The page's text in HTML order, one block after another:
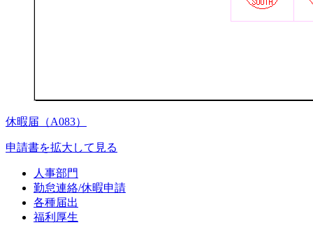
休暇届（A083）
申請書を拡大して見る
人事部門
勤怠連絡/休暇申請
各種届出
福利厚生